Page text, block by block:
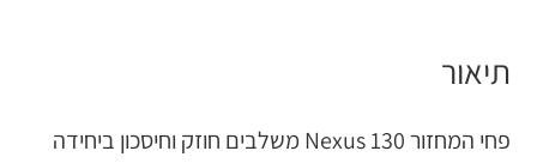
תיאור
פחי המחזור Nexus 130 משלבים חוזק וחיסכון ביחידה